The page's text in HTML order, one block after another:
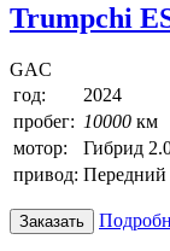
Trumpchi
GAC
год:
2024
пробег: 10000 км
мотор:
Гибрид
привод: Передний
Заказать